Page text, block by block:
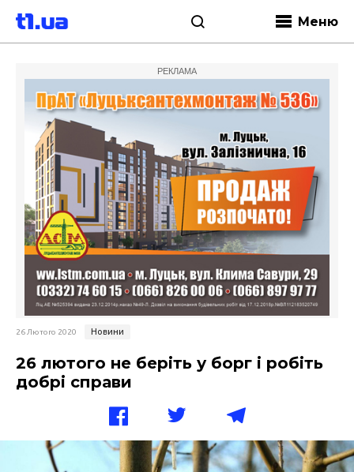
Меню
РЕКЛАМА
26 Лютого 2020 Новини
26 лютого не беріть у борг і робіть
добрі справи